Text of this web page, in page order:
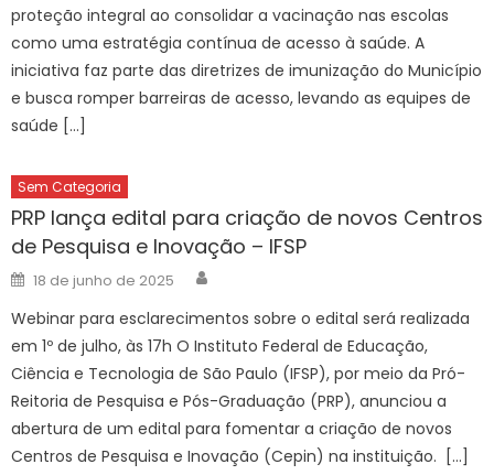
proteção integral ao consolidar a vacinação nas escolas
como uma estratégia contínua de acesso à saúde. A
iniciativa faz parte das diretrizes de imunização do Município
e busca romper barreiras de acesso, levando as equipes de
saúde […]
Sem Categoria
PRP lança edital para criação de novos Centros
de Pesquisa e Inovação – IFSP
Posted
on
18 de junho de 2025
Webinar para esclarecimentos sobre o edital será realizada
em 1º de julho, às 17h O Instituto Federal de Educação,
Ciência e Tecnologia de São Paulo (IFSP), por meio da Pró-
Reitoria de Pesquisa e Pós-Graduação (PRP), anunciou a
abertura de um edital para fomentar a criação de novos
Centros de Pesquisa e Inovação (Cepin) na instituição. […]